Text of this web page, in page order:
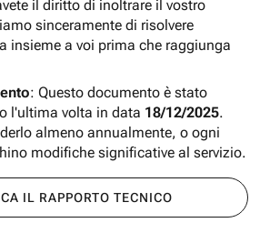
il diritto di inoltrare il vostro
sinceramente di risolvere
insieme a voi prima che raggiunga
: Questo documento è stato
l'ultima volta in data 18/12/2025.
almeno annualmente, o ogni
modifiche significative al servizio.
IL RAPPORTO TECNICO